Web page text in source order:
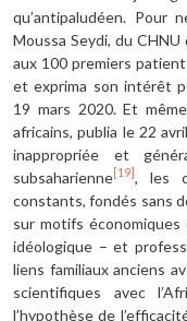
qu’antipaludéen. Pour
Moussa Seydi, du
aux 100 premiers
et exprima son intérêt
19 mars 2020. Et
africains, publia le 22
inappropriée et
subsaharienne [19] , les
constants, fondés sans
sur motifs
idéologique – et
liens familiaux anciens
scientifiques avec
l’hypothèse de